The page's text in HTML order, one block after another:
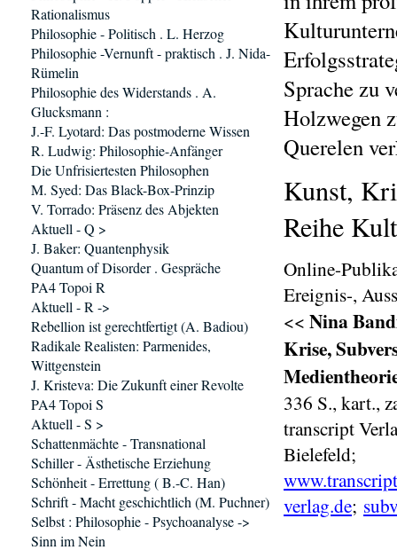
Sprache zu
Holzwegen
Querelen
Kunst,
Reihe
Online-
Ereignis-,
<< Nina
Krise,
336 S., kart.,
transcript
Bielefeld;
verlag.de;
Rationalismus
Philosophie - Politisch . L. Herzog
Philosophie -Vernunft - praktisch . J. Nida-
Rümelin
Philosophie des Widerstands . A.
Glucksmann :
J.-F. Lyotard: Das postmoderne Wissen
R. Ludwig: Philosophie-Anfänger
Die Unfrisiertesten Philosophen
M. Syed: Das Black-Box-Prinzip
V. Torrado: Präsenz des Abjekten
Aktuell - Q >
J. Baker: Quantenphysik
Quantum of Disorder . Gespräche
PA4 Topoi R
Aktuell - R ->
Rebellion ist gerechtfertigt (A. Badiou)
Radikale Realisten: Parmenides,
Wittgenstein
J. Kristeva: Die Zukunft einer Revolte
PA4 Topoi S
Aktuell - S >
Schattenmächte - Transnational
Schiller - Ästhetische Erziehung
Schönheit - Errettung ( B.-C. Han)
Schrift - Macht geschichtlich (M. Puchner)
Selbst : Philosophie - Psychoanalyse ->
Sinn im Nein